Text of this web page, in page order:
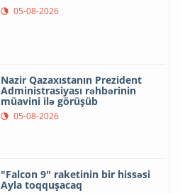
05-08-2026
Nazir Qazaxıstanın Prezident
Administrasiyası rəhbərinin
müavini ilə görüşüb
05-08-2026
"Falcon 9" raketinin bir hissəsi
Ayla toqquşacaq